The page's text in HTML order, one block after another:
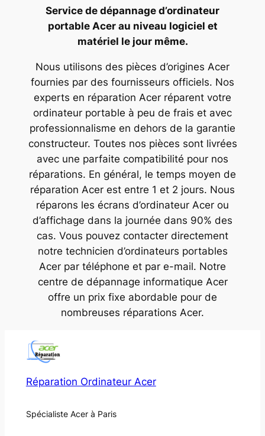
Service de dépannage d’ordinateur
portable Acer au niveau logiciel et
matériel le jour même.
Nous utilisons des pièces d’origines Acer
fournies par des fournisseurs officiels. Nos
experts en réparation Acer réparent votre
ordinateur portable à peu de frais et avec
professionnalisme en dehors de la garantie
constructeur. Toutes nos pièces sont livrées
avec une parfaite compatibilité pour nos
réparations. En général, le temps moyen de
réparation Acer est entre 1 et 2 jours. Nous
réparons les écrans d’ordinateur Acer ou
d’affichage dans la journée dans 90% des
cas. Vous pouvez contacter directement
notre technicien d’ordinateurs portables
Acer par téléphone et par e-mail. Notre
centre de dépannage informatique Acer
offre un prix fixe abordable pour de
nombreuses réparations Acer.
Réparation Ordinateur Acer
Spécialiste Acer à Paris